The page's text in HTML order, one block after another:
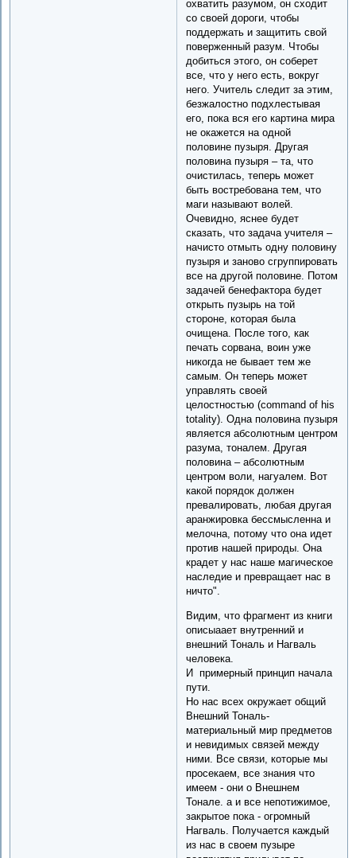
охватить разумом, он сходит
со своей дороги, чтобы
поддержать и защитить свой
поверженный разум. Чтобы
добиться этого, он соберет
все, что у него есть, вокруг
него. Учитель следит за этим,
безжалостно подхлестывая
его, пока вся его картина мира
не окажется на одной
половине пузыря. Другая
половина пузыря – та, что
очистилась, теперь может
быть востребована тем, что
маги называют волей.
Очевидно, яснее будет
сказать, что задача учителя –
начисто отмыть одну половину
пузыря и заново сгруппировать
все на другой половине. Потом
задачей бенефактора будет
открыть пузырь на той
стороне, которая была
очищена. После того, как
печать сорвана, воин уже
никогда не бывает тем же
самым. Он теперь может
управлять своей
целостностью (command of his
totality). Одна половина пузыря
является абсолютным центром
разума, тоналем. Другая
половина – абсолютным
центром воли, нагуалем. Вот
какой порядок должен
превалировать, любая другая
аранжировка бессмысленна и
мелочна, потому что она идет
против нашей природы. Она
крадет у нас наше магическое
наследие и превращает нас в
ничто".
Видим, что фрагмент из книги
описыаает внутренний и
внешний Тональ и Нагваль
человека.
И примерный принцип начала
пути.
Но нас всех окружает общий
Внешний Тональ-
материальный мир предметов
и невидимых связей между
ними. Все связи, которые мы
просекаем, все знания что
имеем - они о Внешнем
Тонале. а и все непотижимое,
закрытое пока - огромный
Нагваль. Получается каждый
из нас в своем пузыре